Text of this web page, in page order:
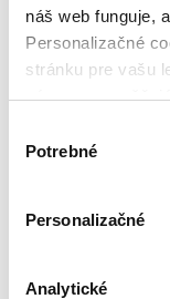
náš web funguje,
Personalizačné
stránku pre vašu
nám zas
nám pomohlo,
súhlasu
Potrebné
Personalizačné
Analytické
nová (0
čítaná (0
čítaná -
vypredaných kníh